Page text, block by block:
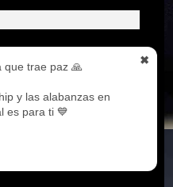
✖
que trae paz 🙏
y las alabanzas en
es para ti 💙